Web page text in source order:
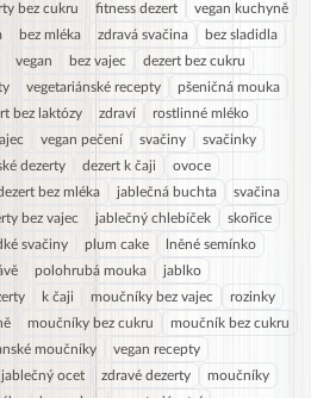
bez cukru fitness dezert
vegan kuchyně
bez mléka zdravá svačina
bez sladidla
vegan bez vajec
dezert bez cukru
vegetariánské recepty
pšeničná mouka
bez laktózy zdraví
rostlinné mléko
vegan pečení svačiny
svačinky
dezerty dezert k čaji
ovoce
bez mléka jablečná buchta
svačina
bez vajec jablečný chlebíček
skořice
svačiny plum cake
lněné semínko
polohrubá mouka
jablko
k čaji moučníky bez vajec
rozinky
moučníky bez cukru
moučník bez cukru
moučníky
vegan recepty
jablečný ocet zdravé dezerty
moučníky